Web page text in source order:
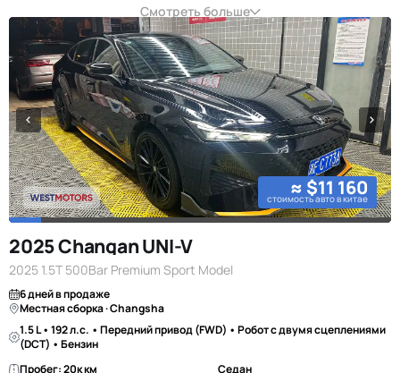
Смотреть больше
≈ $11 160
стоимость авто в китае
2025 Changan UNI-V
2025 1.5T 500Bar Premium Sport Model
6 дней в продаже
Местная сборка · Changsha
1.5 L • 192 л.с. • Передний привод (FWD) • Робот с двумя сцеплениями
(DCT) • Бензин
Пробег: 20к км
Седан